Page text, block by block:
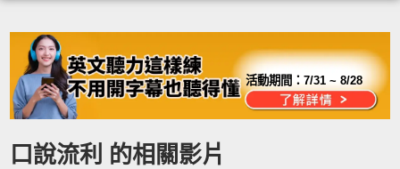
活動期間：7/31 ~ 8/28
口說流利 的相關影片